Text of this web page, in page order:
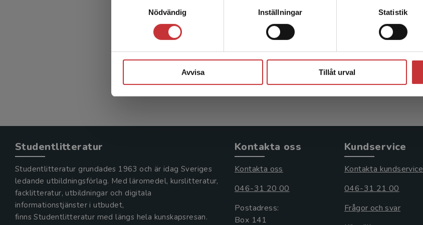
Nödvändig
Inställningar Statistik
Avvisa Tillåt urval
Formelsamling i
Soleimani-Mohseni, Mohsen m.fl.
Exkl. moms: 450 kr
Studentlitteratur
Studentlitteratur grundades 1963 och är idag Sveriges
ledande utbildningsförlag. Med läromedel, kurslitteratur,
facklitteratur, utbildningar och digitala
informationstjänster i utbudet,
finns Studentlitteratur med längs hela kunskapsresan.
Kontakta oss
Kontakta oss
046-31 20 00
Postadress:
Box 141
Kundservice
Kontakta kundservice
046-31 21 00
Frågor och svar